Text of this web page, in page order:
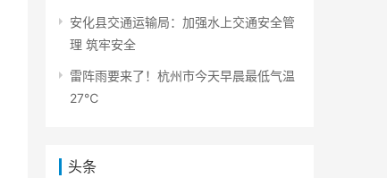
安化县交通运输局：加强水上交通安全管
理 筑牢安全
雷阵雨要来了！杭州市今天早晨最低气温
27℃
头条